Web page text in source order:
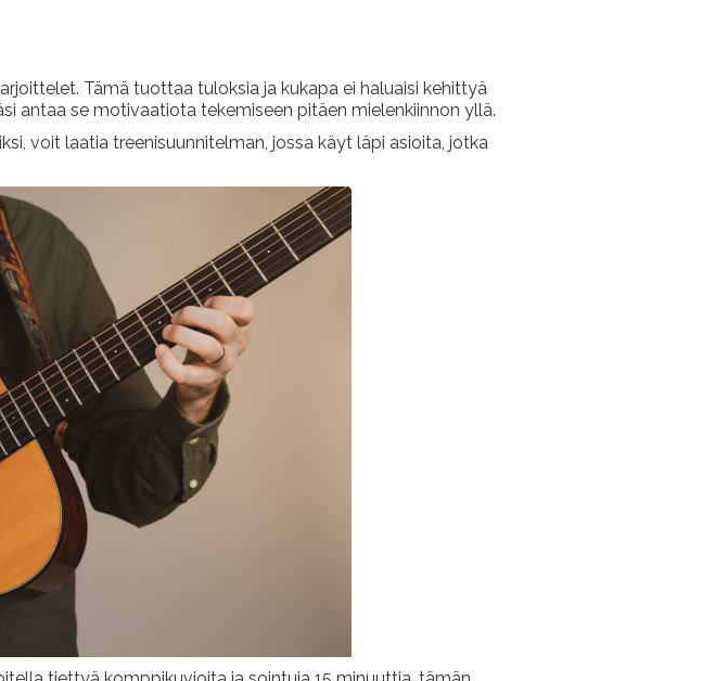
Tämä tuottaa tuloksia ja kukapa ei haluaisi kehittyä
antaa se motivaatiota tekemiseen pitäen mielenkiinnon yllä.
voit laatia treenisuunnitelman, jossa käyt läpi asioita, jotka